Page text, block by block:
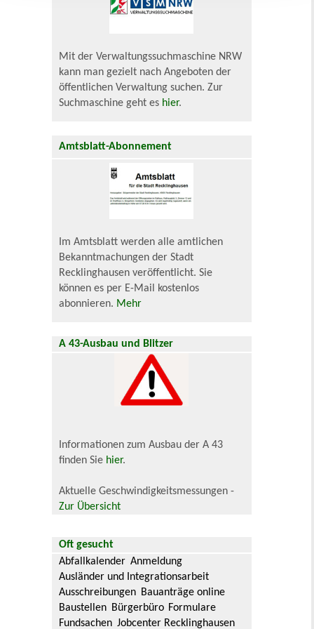
Mit der Verwaltungssuchmaschine NRW
kann man gezielt nach Angeboten der
öffentlichen Verwaltung suchen. Zur
Suchmaschine geht es hier.
Amtsblatt-Abonnement
Im Amtsblatt werden alle amtlichen
Bekanntmachungen der Stadt
Recklinghausen veröffentlicht. Sie
können es per E-Mail kostenlos
abonnieren. Mehr
A 43-Ausbau und Blitzer
Informationen zum Ausbau der A 43
finden Sie hier.
Aktuelle Geschwindigkeitsmessungen -
Zur Übersicht
Oft gesucht
Abfallkalender Anmeldung
Ausländer und Integrationsarbeit
Ausschreibungen Bauanträge online
Baustellen Bürgerbüro Formulare
Fundsachen Jobcenter Recklinghausen